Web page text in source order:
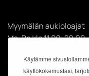
Käytämme
käyttökokemustasi,
Myymälän aukioloajat
Ma-Pe klo 11.00-20.00
Su klo 12.00-18.00